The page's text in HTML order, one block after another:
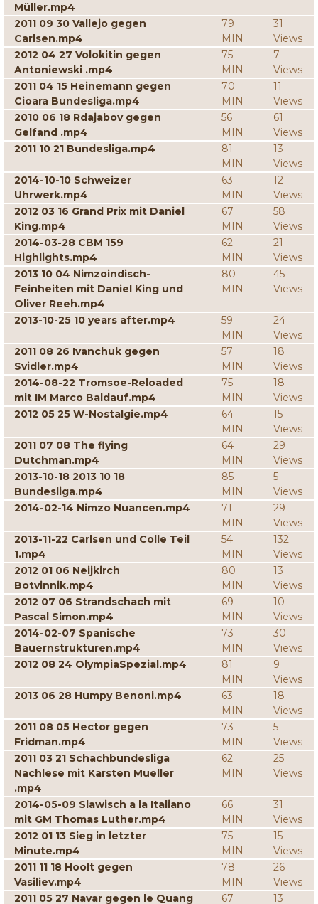
Müller.mp4
2011 09 30 Vallejo gegen
Carlsen.mp4
79
MIN
31
Views
2012 04 27 Volokitin gegen
Antoniewski .mp4
75
MIN
7
Views
2011 04 15 Heinemann gegen
Cioara Bundesliga.mp4
70
MIN
11
Views
2010 06 18 Rdajabov gegen
Gelfand .mp4
56
MIN
61
Views
2011 10 21 Bundesliga.mp4
81
MIN
13
Views
2014-10-10 Schweizer
Uhrwerk.mp4
63
MIN
12
Views
2012 03 16 Grand Prix mit Daniel
King.mp4
67
MIN
58
Views
2014-03-28 CBM 159
Highlights.mp4
62
MIN
21
Views
2013 10 04 Nimzoindisch-
Feinheiten mit Daniel King und
Oliver Reeh.mp4
80
MIN
45
Views
2013-10-25 10 years after.mp4
59
MIN
24
Views
2011 08 26 Ivanchuk gegen
Svidler.mp4
57
MIN
18
Views
2014-08-22 Tromsoe-Reloaded
mit IM Marco Baldauf.mp4
75
MIN
18
Views
2012 05 25 W-Nostalgie.mp4
64
MIN
15
Views
2011 07 08 The flying
Dutchman.mp4
64
MIN
29
Views
2013-10-18 2013 10 18
Bundesliga.mp4
85
MIN
5
Views
2014-02-14 Nimzo Nuancen.mp4
71
MIN
29
Views
2013-11-22 Carlsen und Colle Teil
1.mp4
54
MIN
132
Views
2012 01 06 Neijkirch
Botvinnik.mp4
80
MIN
13
Views
2012 07 06 Strandschach mit
Pascal Simon.mp4
69
MIN
10
Views
2014-02-07 Spanische
Bauernstrukturen.mp4
73
MIN
30
Views
2012 08 24 OlympiaSpezial.mp4
81
MIN
9
Views
2013 06 28 Humpy Benoni.mp4
63
MIN
18
Views
2011 08 05 Hector gegen
Fridman.mp4
73
MIN
5
Views
2011 03 21 Schachbundesliga
Nachlese mit Karsten Mueller
.mp4
62
MIN
25
Views
2014-05-09 Slawisch a la Italiano
mit GM Thomas Luther.mp4
66
MIN
31
Views
2012 01 13 Sieg in letzter
Minute.mp4
75
MIN
15
Views
2011 11 18 Hoolt gegen
Vasiliev.mp4
78
MIN
26
Views
2011 05 27 Navar gegen le Quang
67 13